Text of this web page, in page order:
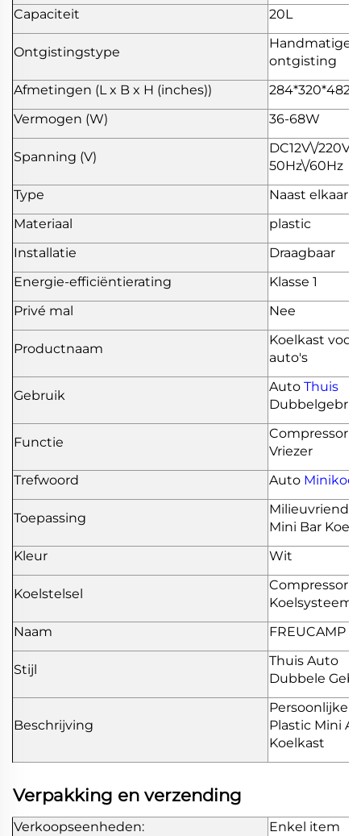
Capaciteit
20L
Ontgistingstype
Handmatige
ontgisting
Afmetingen (L x B x H (inches))
284*320*482
Vermogen (W)
36-68W
Spanning (V)
DC12V\/220V
50Hz\/60Hz
Type
Naast elkaar
Materiaal
plastic
Installatie
Draagbaar
Energie-efficiëntierating
Klasse 1
Privé mal
Nee
Productnaam
Koelkast voor
auto's
Gebruik
Auto Thuis
Functie
Compressor
Vriezer
Trefwoord
Auto
Toepassing
Mini Bar
Kleur
Wit
Koelstelsel
Compressor
Koelsysteem
Naam
FREUCAMP
Stijl
Thuis Auto
Dubbele
Beschrijving
Persoonlijke
Plastic Mini
Koelkast
Verpakking en verzending
Verkoopseenheden:
Enkel item